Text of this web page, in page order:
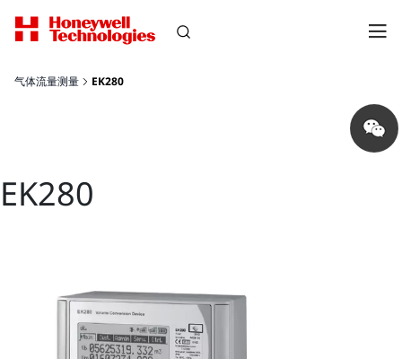
气体流量测量 EK280
Share
on
wechat
EK280